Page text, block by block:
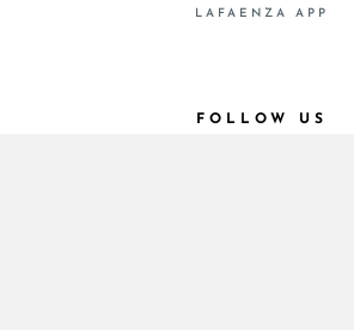
LAFAENZA APP
FOLLOW US